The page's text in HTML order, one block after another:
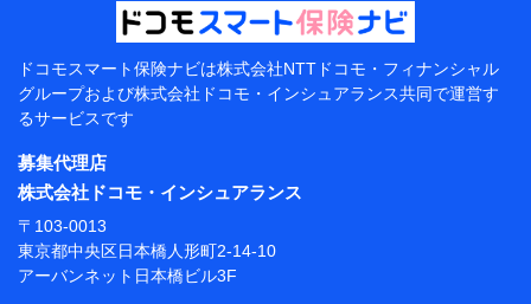
当該個人データを取り扱う各共同利用者（詳細は次のと
東京都千代田区永田町2丁目11番1号 山王パークタワー
株式会社NTTドコモ 代表取締役社長 前田 義晃
東京都中央区日本橋人形町2-14-10 アーバンネット日
本橋ビル 3F
長 吉村 忠義
※ 当社および株式会社NTTドコモは、お客さまの情報
ドコモスマート保険ナビは株式会社NTTドコモ・フィナンシャル
グループおよび株式会社ドコモ・インシュアランス共同で運営す
るサービスです
募集代理店
株式会社ドコモ・インシュアランス
〒103-0013
東京都中央区日本橋人形町2-14-10
アーバンネット日本橋ビル3F